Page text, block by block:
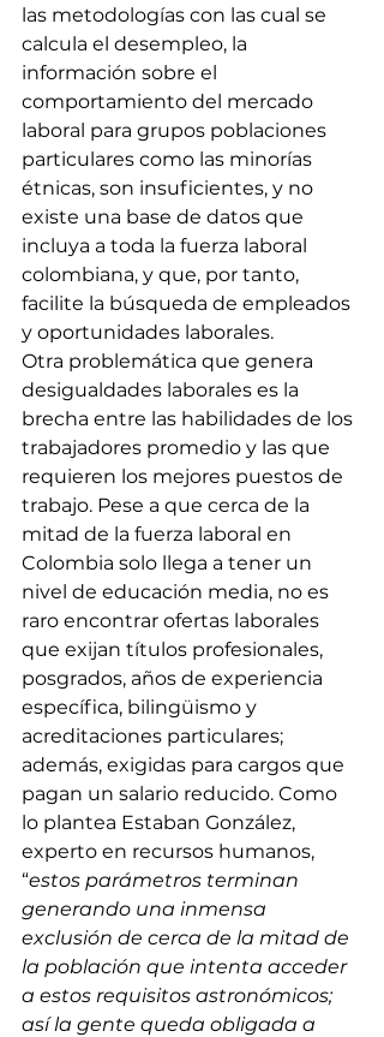
las metodologías con las cual se
calcula el desempleo, la
información sobre el
comportamiento del mercado
laboral para grupos poblaciones
particulares como las minorías
étnicas, son insuficientes, y no
existe una base de datos que
incluya a toda la fuerza laboral
colombiana, y que, por tanto,
facilite la búsqueda de empleados
y oportunidades laborales.
Otra problemática que genera
desigualdades laborales es la
brecha entre las habilidades de los
trabajadores promedio y las que
requieren los mejores puestos de
trabajo. Pese a que cerca de la
mitad de la fuerza laboral en
Colombia solo llega a tener un
nivel de educación media, no es
raro encontrar ofertas laborales
que exijan títulos profesionales,
posgrados, años de experiencia
específica, bilingüismo y
acreditaciones particulares;
además, exigidas para cargos que
pagan un salario reducido. Como
lo plantea Estaban González,
experto en recursos humanos,
“estos parámetros terminan
generando una inmensa
exclusión de cerca de la mitad de
la población que intenta acceder
a estos requisitos astronómicos;
así la gente queda obligada a